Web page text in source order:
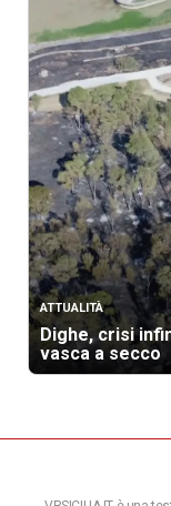
ATTUALITÀ
Dighe, crisi
vasca a secco